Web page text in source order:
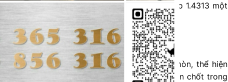
tố là chìa khóa để lựa chọn và ứng dụng thép 1.4313 một
nghiệp khác nhau.
Thép Inox 1.4313
bằng giữa độ bền và khả năng chống ăn mòn, thể hiện
chú ý. Các thuộc tính này đóng vai trò then chốt trong